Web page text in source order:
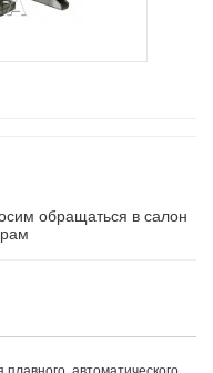
обращаться в салон